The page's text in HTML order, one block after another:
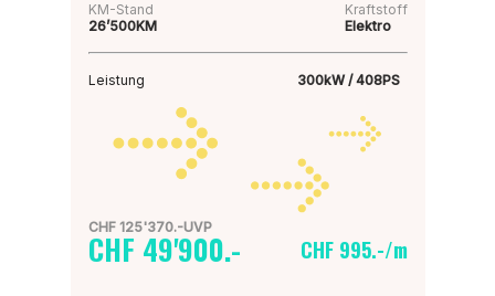
KM-Stand
26’500KM
Kraftstoff
Elektro
Leistung 300kW / 408PS
CHF 125'370.-UVP
CHF 49'900.- CHF 995.-/m